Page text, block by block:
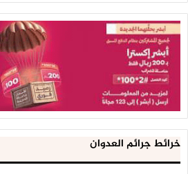
خرائط جرائم العدوان